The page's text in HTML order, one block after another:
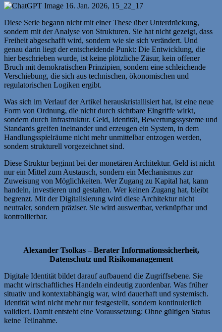
Diese Serie begann nicht mit einer These über Unterdrückung,
sondern mit der Analyse von Strukturen. Sie hat nicht gezeigt, dass
Freiheit abgeschafft wird, sondern wie sie sich verändert. Und
genau darin liegt der entscheidende Punkt: Die Entwicklung, die
hier beschrieben wurde, ist keine plötzliche Zäsur, kein offener
Bruch mit demokratischen Prinzipien, sondern eine schleichende
Verschiebung, die sich aus technischen, ökonomischen und
regulatorischen Logiken ergibt.
Was sich im Verlauf der Artikel herauskristallisiert hat, ist eine neue
Form von Ordnung, die nicht durch sichtbare Eingriffe wirkt,
sondern durch Infrastruktur. Geld, Identität, Bewertungssysteme und
Standards greifen ineinander und erzeugen ein System, in dem
Handlungsspielräume nicht mehr unmittelbar entzogen werden,
sondern strukturell vorgezeichnet sind.
Diese Struktur beginnt bei der monetären Architektur. Geld ist nicht
nur ein Mittel zum Austausch, sondern ein Mechanismus zur
Zuweisung von Möglichkeiten. Wer Zugang zu Kapital hat, kann
handeln, investieren und gestalten. Wer keinen Zugang hat, bleibt
begrenzt. Mit der Digitalisierung wird diese Architektur nicht
neutraler, sondern präziser. Sie wird auswertbar, verknüpfbar und
kontrollierbar.
Alexander Tsolkas – Berater Informationssicherheit,
Datenschutz und Risikomanagement
Digitale Identität bildet darauf aufbauend die Zugriffsebene. Sie
macht wirtschaftliches Handeln eindeutig zuordenbar. Was früher
situativ und kontextabhängig war, wird dauerhaft und systemisch.
Identität wird nicht mehr nur festgestellt, sondern kontinuierlich
validiert. Damit entsteht eine Voraussetzung: Ohne gültigen Status
keine Teilnahme.